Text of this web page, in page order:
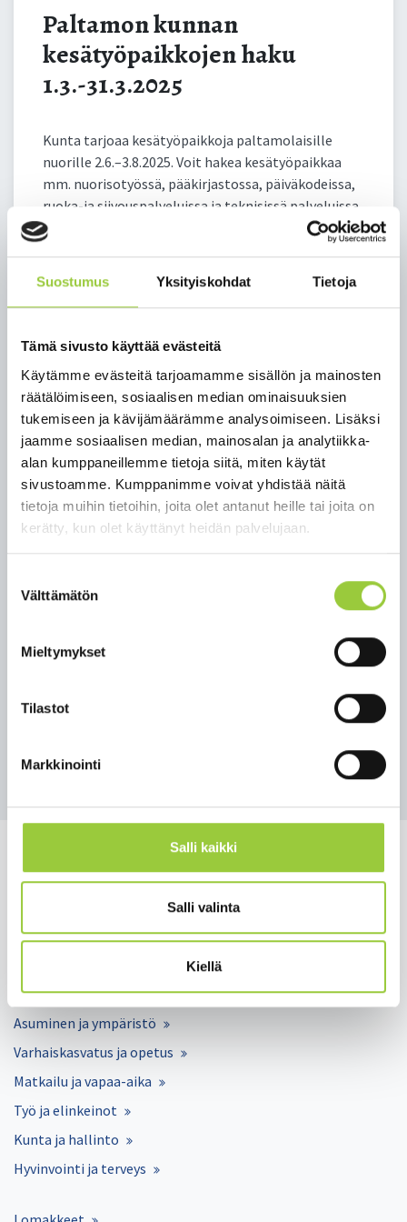
Suostumus Yksityiskohdat Tietoja
Tämä sivusto käyttää evästeitä
Käytämme evästeitä tarjoamamme sisällön ja mainosten
räätälöimiseen, sosiaalisen median ominaisuuksien
tukemiseen ja kävijämäärämme analysoimiseen. Lisäksi
jaamme sosiaalisen median, mainosalan ja analytiikka-
alan kumppaneillemme tietoja siitä, miten käytät
sivustoamme. Kumppanimme voivat yhdistää näitä
tietoja muihin tietoihin, joita olet antanut heille tai joita on
kerätty, kun olet käyttänyt heidän palvelujaan.
valinta
Välttämätön
Mieltymykset
Tilastot
Markkinointi
Salli kaikki
Salli valinta
Kiellä
Paltamon kunnan
kesätyöpaikkojen haku
1.3.-31.3.2025
Kunta tarjoaa kesätyöpaikkoja paltamolaisille
nuorille 2.6.–3.8.2025. Voit hakea kesätyöpaikkaa
mm. nuorisotyössä, pääkirjastossa, päiväkodeissa,
ruoka-ja siivouspalveluissa ja teknisissä palveluissa.
Kesätyöllistyminen on mahdollista kunnan kautta
kunnan palkkaama kesätyöntekijänuori voidaan
ohjata työskentelemään paltamolaisessa
Kesätyön ehdot:
valituksi voi tulla peruskoulun keväällä 2025
päättävä tai sitä vanhempi paltamolainen
koululainen/opiskelija, joka on opiskellut
lukuvuoden 2024 - 2025 päätoimisesti
kunkin työjakson pituus on kaksi viikkoa,
josta palkka on 345,00 euroa (+
lomakorvauksen)
Kesätyöpaikkojen haku päättyy 31.3.2025
Kaisamarja Vihanta, työllisyyspäällikkö, 040 198
Takaisin uutisiin
Asuminen ja ympäristö
Varhaiskasvatus ja opetus
Matkailu ja vapaa-aika
Työ ja elinkeinot
Kunta ja hallinto
Hyvinvointi ja terveys